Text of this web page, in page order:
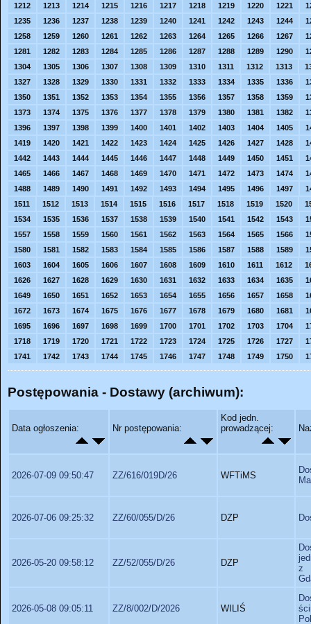
1212
1213 1214 1215 1216 1217 1218 1219 1220 1221
1235
1236 1237 1238 1239 1240 1241 1242 1243 1244
1258
1259 1260 1261 1262 1263 1264 1265 1266 1267
1281
1282 1283 1284 1285 1286 1287 1288 1289 1290
1304
1305 1306 1307 1308 1309 1310 1311 1312 1313
1327
1328 1329 1330 1331 1332 1333 1334 1335 1336
1350
1351 1352 1353 1354 1355 1356 1357 1358 1359
1373
1374 1375 1376 1377 1378 1379 1380 1381 1382
1396
1397 1398 1399 1400 1401 1402 1403 1404 1405
1419
1420 1421 1422 1423 1424 1425 1426 1427 1428
1442
1443 1444 1445 1446 1447 1448 1449 1450 1451
1465
1466 1467 1468 1469 1470 1471 1472 1473 1474
1488
1489 1490 1491 1492 1493 1494 1495 1496 1497
1511
1512 1513 1514 1515 1516 1517 1518 1519 1520
1534
1535 1536 1537 1538 1539 1540 1541 1542 1543
1557
1558 1559 1560 1561 1562 1563 1564 1565 1566
1580
1581 1582 1583 1584 1585 1586 1587 1588 1589
1603
1604 1605 1606 1607 1608 1609 1610 1611 1612
1626
1627 1628 1629 1630 1631 1632 1633 1634 1635
1649
1650 1651 1652 1653 1654 1655 1656 1657 1658
1672
1673 1674 1675 1676 1677 1678 1679 1680 1681
1695
1696 1697 1698 1699 1700 1701 1702 1703 1704
1718
1719 1720 1721 1722 1723 1724 1725 1726 1727
1741
1742 1743 1744 1745 1746 1747 1748 1749 1750
Postępowania - Dostawy (archiwum):
Data ogłoszenia: Nr postępowania:
Kod jedn.
prowadzącej:
2026-07-09 09:50:47 ZZ/616/019D/26 WFTiMS
2026-07-06 09:25:32 ZZ/60/055/D/26 DZP
2026-05-20 09:58:12 ZZ/52/055/D/26 DZP
z
2026-05-08 09:05:11 ZZ/8/002/D/2026 WILIŚ